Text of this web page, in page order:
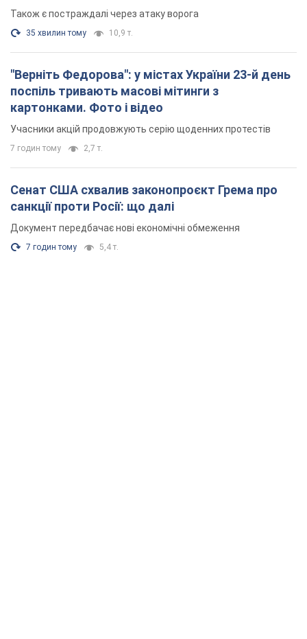
Також є постраждалі через атаку ворога
35 хвилин тому 10,9 т.
"Верніть Федорова": у містах України 23-й день
поспіль тривають масові мітинги з
картонками. Фото і відео
Учасники акцій продовжують серію щоденних протестів
7 годин тому 2,7 т.
Сенат США схвалив законопроєкт Грема про
санкції проти Росії: що далі
Документ передбачає нові економічні обмеження
7 годин тому 5,4 т.